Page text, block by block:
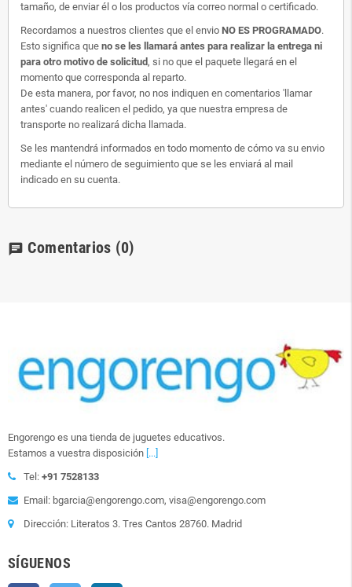
tamaño, de enviar él o los productos vía correo normal o certificado.
Recordamos a nuestros clientes que el envio NO ES PROGRAMADO.
Esto significa que no se les llamará antes para realizar la entrega ni
para otro motivo de solicitud, si no que el paquete llegará en el
momento que corresponda al reparto.
De esta manera, por favor, no nos indiquen en comentarios 'llamar
antes' cuando realicen el pedido, ya que nuestra empresa de
transporte no realizará dicha llamada.
Se les mantendrá informados en todo momento de cómo va su envio
mediante el número de seguimiento que se les enviará al mail
indicado en su cuenta.
chat Comentarios (0)
Engorengo es una tienda de juguetes educativos.
Estamos a vuestra disposición [...]
Tel: +91 7528133
Email: bgarcia@engorengo.com, visa@engorengo.com
Dirección: Literatos 3. Tres Cantos 28760. Madrid
SÍGUENOS